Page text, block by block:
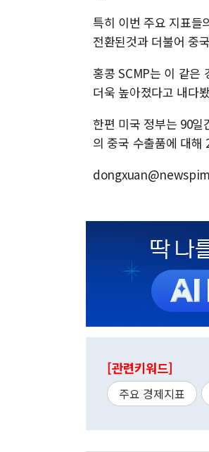
특히 이번 주요 지표들
전환된것과 더불어 중
홍콩 SCMP는 이 같은
더욱 높아졌다고 내다
한편 미국 정부는 90일
의 중국 수출품에 대해
[관련키워드]
주요 경제지표